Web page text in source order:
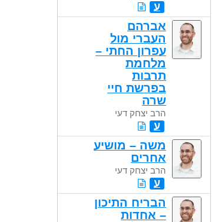
ע
אברהם
העברי מול
עפרון החתי –
מלחמת
תרבות
בפרשת חיי
שרה
הרב יצחק דעי
ע
משה – מושיע
אחרים
הרב יצחק דעי
ע
הבריח התיכון
– אחדות